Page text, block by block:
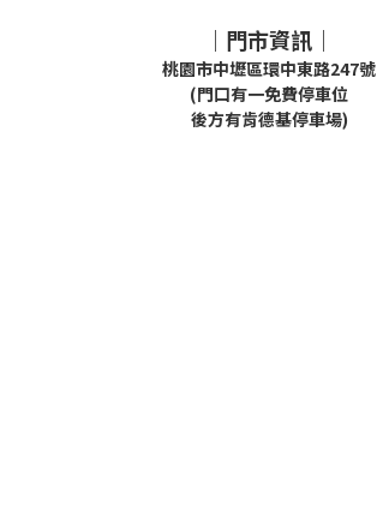
｜門市資訊｜
桃園市中壢區環中東路247號
(門口有一免費停車位
後方有肯德基停車場)